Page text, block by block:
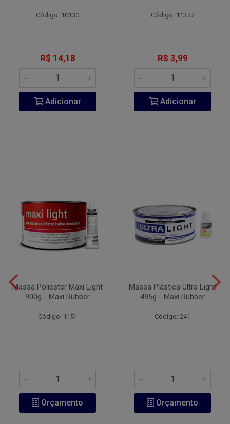
Código: 10130
R$ 14,18
Adicionar
Código: 11377
R$ 3,99
Adicionar
Massa Poliester Maxi Light
900g - Maxi Rubber
Código: 1151
Orçamento
Massa Plástica Ultra Light
495g - Maxi Rubber
Código: 241
Orçamento